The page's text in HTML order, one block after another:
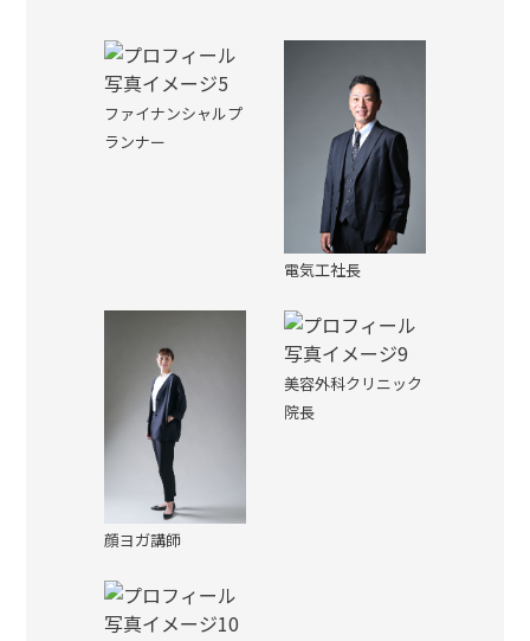
ファイナンシャルプ
ランナー
電気工社長
顔ヨガ講師
美容外科クリニック
院長